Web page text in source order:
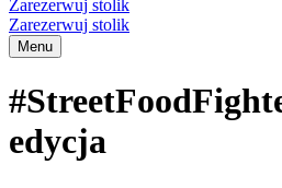
Zarezerwuj stolik
Zarezerwuj stolik
Menu
edycja